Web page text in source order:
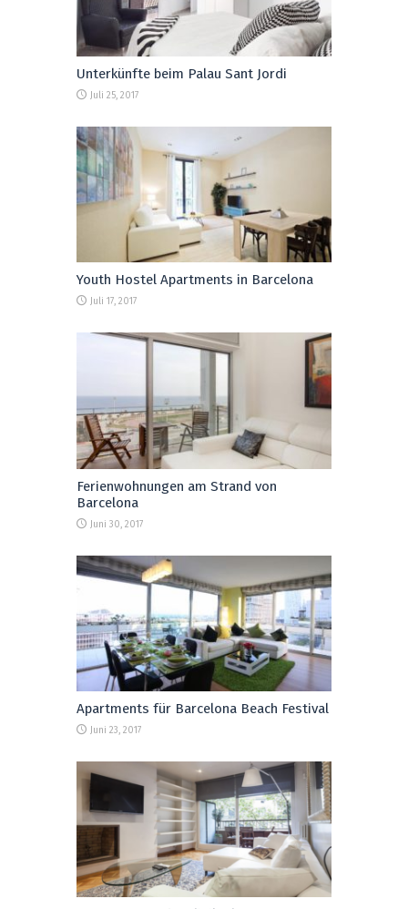
Unterkünfte beim Palau Sant Jordi
Juli 25, 2017
Youth Hostel Apartments in Barcelona
Juli 17, 2017
Ferienwohnungen am Strand von
Barcelona
Juni 30, 2017
Apartments für Barcelona Beach Festival
Juni 23, 2017